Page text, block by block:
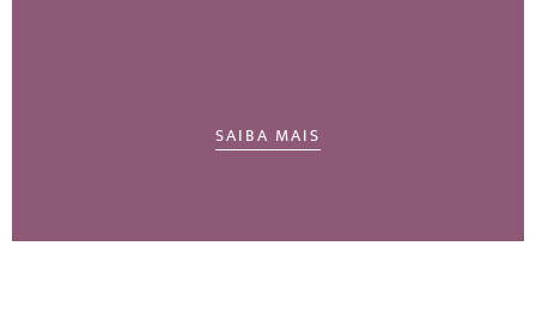
SAIBA MAIS